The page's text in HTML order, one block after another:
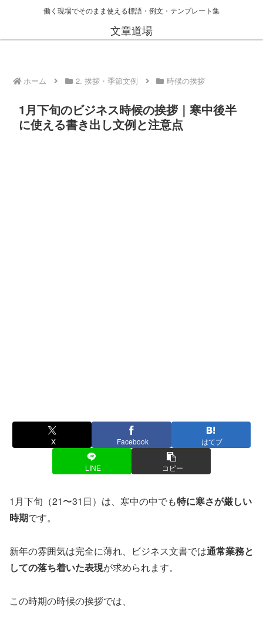
働く現場でそのまま使える標語・例文・テンプレート集
文章道場
ホーム 2. 挨拶・季節文例 時候の挨拶
1月下旬のビジネス時候の挨拶｜寒中後半
に使える書き出し文例と注意点
X Facebook はてブ
LINE コピー
1月下旬（21〜31日）は、寒中の中でも特に寒さが厳しい
時期です。
新年の雰囲気は完全に薄れ、ビジネス文書では通常業務と
しての落ち着いた表現が求められます。
この時期の時候の挨拶では、